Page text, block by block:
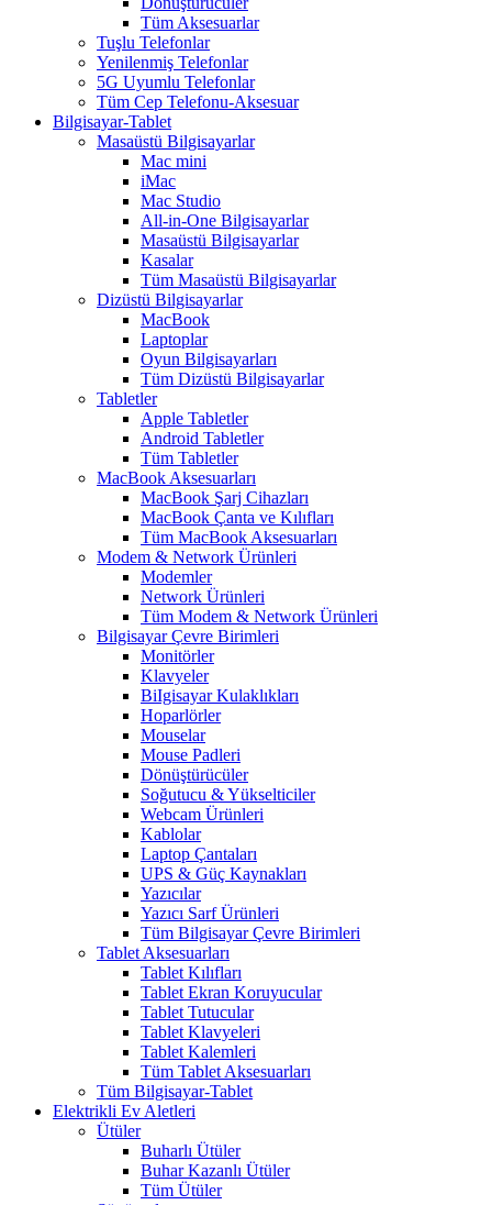
Tüm Aksesuarlar
Tuşlu Telefonlar
Yenilenmiş Telefonlar
5G Uyumlu Telefonlar
Tüm Cep Telefonu-Aksesuar
Bilgisayar-Tablet
Masaüstü Bilgisayarlar
Mac mini
iMac
Mac Studio
All-in-One Bilgisayarlar
Masaüstü Bilgisayarlar
Kasalar
Tüm Masaüstü Bilgisayarlar
Dizüstü Bilgisayarlar
MacBook
Laptoplar
Oyun Bilgisayarları
Tüm Dizüstü Bilgisayarlar
Tabletler
Apple Tabletler
Android Tabletler
Tüm Tabletler
MacBook Aksesuarları
MacBook Şarj Cihazları
MacBook Çanta ve Kılıfları
Tüm MacBook Aksesuarları
Modem & Network Ürünleri
Modemler
Network Ürünleri
Tüm Modem & Network Ürünleri
Bilgisayar Çevre Birimleri
Monitörler
Klavyeler
BiIgisayar Kulaklıkları
Hoparlörler
Mouselar
Mouse Padleri
Dönüştürücüler
Soğutucu & Yükselticiler
Webcam Ürünleri
Kablolar
Laptop Çantaları
UPS & Güç Kaynakları
Yazıcılar
Yazıcı Sarf Ürünleri
Tüm Bilgisayar Çevre Birimleri
Tablet Aksesuarları
Tablet Kılıfları
Tablet Ekran Koruyucular
Tablet Tutucular
Tablet Klavyeleri
Tablet Kalemleri
Tüm Tablet Aksesuarları
Tüm Bilgisayar-Tablet
Elektrikli Ev Aletleri
Ütüler
Buharlı Ütüler
Buhar Kazanlı Ütüler
Tüm Ütüler